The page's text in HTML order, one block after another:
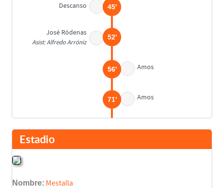
Descanso 45'
José Ródenas
Asist: Alfredo Arróniz
52'
Amos
56'
Amos
71'
Final del partido 90'
Estadio
Nombre: Mestalla